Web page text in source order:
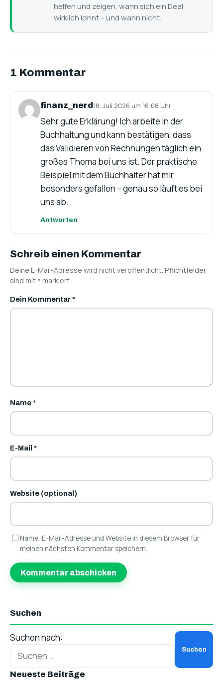
helfen und zeigen, wann sich ein Deal
wirklich lohnt – und wann nicht.
1 Kommentar
finanz_nerd 18. Juli 2026 um 16:08 Uhr
Sehr gute Erklärung! Ich arbeite in der
Buchhaltung und kann bestätigen, dass
das Validieren von Rechnungen täglich ein
großes Thema bei uns ist. Der praktische
Beispiel mit dem Buchhalter hat mir
besonders gefallen – genau so läuft es bei
uns ab.
Antworten
Schreib einen Kommentar
Deine E-Mail-Adresse wird nicht veröffentlicht. Pflichtfelder
sind mit * markiert.
Dein Kommentar*
Name*
E-Mail *
Website (optional)
Name, E-Mail-Adresse und Website in diesem Browser für
meinen nächsten Kommentar speichern.
Suchen
Suchen nach:
Neueste Beiträge